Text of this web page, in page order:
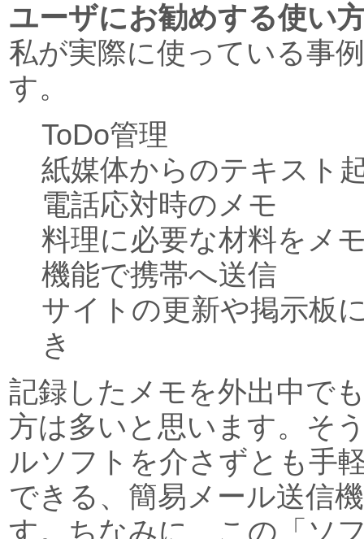
ユーザにお勧めする使い
私が実際に使っている事
す。
ToDo管理
紙媒体からのテキスト
電話応対時のメモ
料理に必要な材料をメ
機能で携帯へ送信
サイトの更新や掲示板
き
記録したメモを外出中で
方は多いと思います。そ
ルソフトを介さずとも手
できる、簡易メール送信
す。ちなみに、この「ソ